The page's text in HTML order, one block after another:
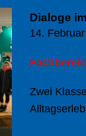
Dialoge
14.
Zwei